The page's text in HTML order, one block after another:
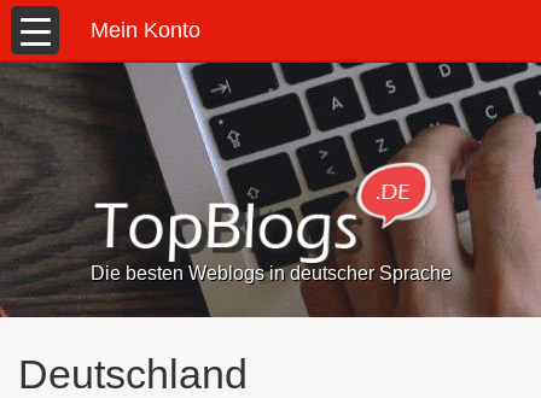
Mein Konto
Die besten Weblogs in deutscher Sprache
Deutschland